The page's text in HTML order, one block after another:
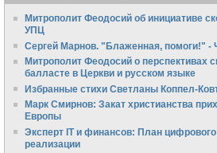
Митрополит Феодосий об инициативе
УПЦ
Сергей Марнов. "Блаженная, помоги!" -
Митрополит Феодосий о перспективах
балласте в Церкви и русском языке
Избранные стихи Светланы Коппел-
Марк Смирнов: Закат христианства
Европы
Эксперт IT и финансов: План цифрового
реализации